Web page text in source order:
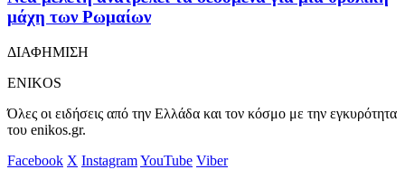
μάχη των Ρωμαίων
ΔΙΑΦΗΜΙΣΗ
ENIKOS
Όλες οι ειδήσεις από την Ελλάδα και τον κόσμο με την εγκυρότητα
του enikos.gr.
Facebook X InstagramYouTube Viber